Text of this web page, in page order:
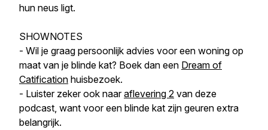
hun neus ligt.
SHOWNOTES
- Wil je graag persoonlijk advies voor een woning op
maat van je blinde kat? Boek dan een Dream of
Catification huisbezoek.
- Luister zeker ook naaraflevering 2 van deze
podcast, want voor een blinde kat zijn geuren extra
belangrijk.